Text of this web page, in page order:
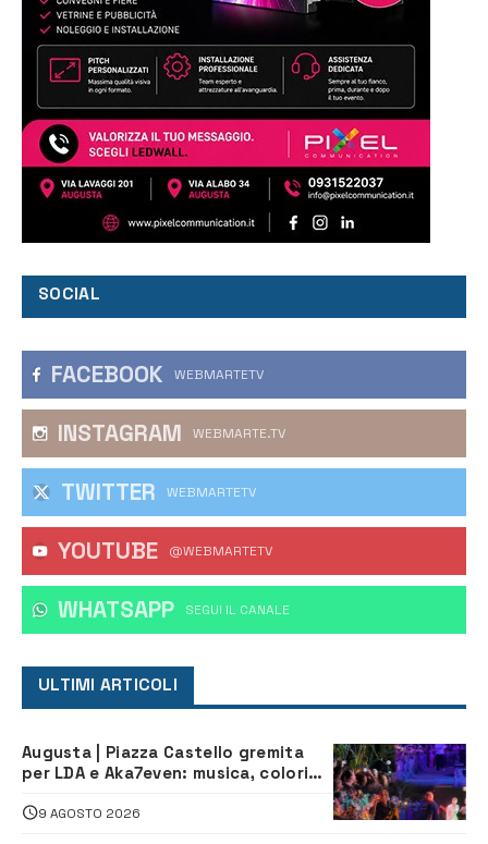
SOCIAL
FACEBOOK WEBMARTETV
INSTAGRAM WEBMARTE.TV
TWITTER WEBMARTETV
YOUTUBE @WEBMARTETV
WHATSAPP ‎SEGUI IL CANALE
ULTIMI ARTICOLI
Augusta | Piazza Castello gremita
per LDA e Aka7even: musica, colori
9 AGOSTO 2026